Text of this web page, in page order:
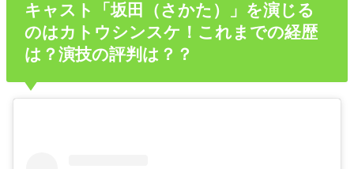
キャスト「坂田（さかた）」を演じる
のはカトウシンスケ！これまでの経歴
は？演技の評判は？？